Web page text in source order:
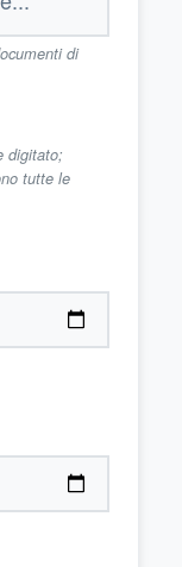
di
digitato;
tutte le